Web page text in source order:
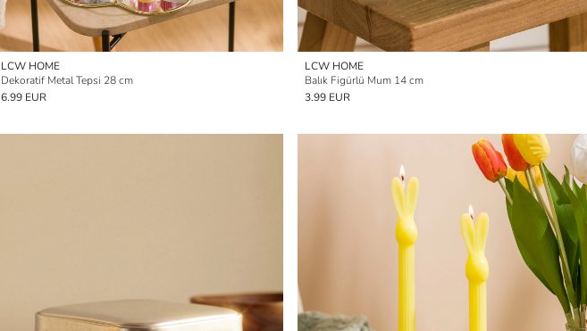
LCW HOME
Dekoratif Metal Tepsi 28 cm
6.99 EUR
LCW HOME
Balık Figürlü Mum 14 cm
3.99 EUR